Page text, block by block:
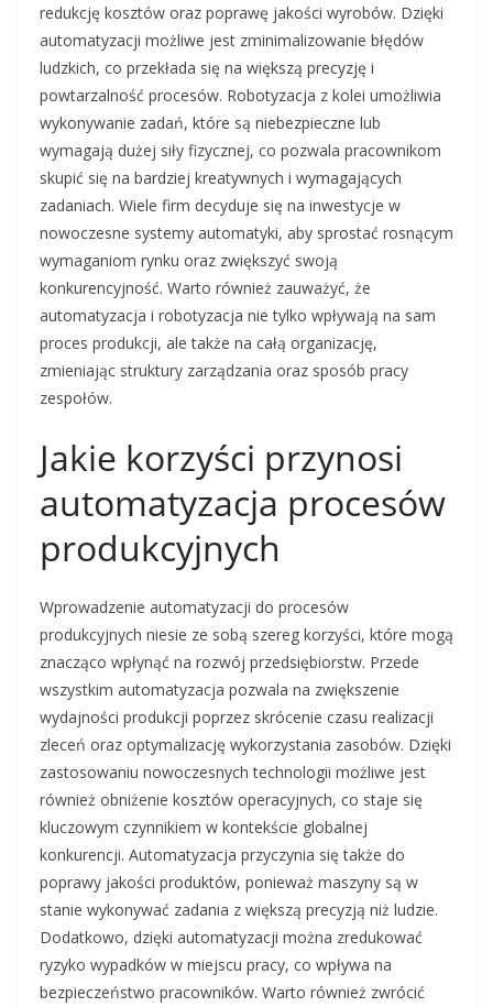
redukcję kosztów oraz poprawę jakości wyrobów. Dzięki
automatyzacji możliwe jest zminimalizowanie błędów
ludzkich, co przekłada się na większą precyzję i
powtarzalność procesów. Robotyzacja z kolei umożliwia
wykonywanie zadań, które są niebezpieczne lub
wymagają dużej siły fizycznej, co pozwala pracownikom
skupić się na bardziej kreatywnych i wymagających
zadaniach. Wiele firm decyduje się na inwestycje w
nowoczesne systemy automatyki, aby sprostać rosnącym
wymaganiom rynku oraz zwiększyć swoją
konkurencyjność. Warto również zauważyć, że
automatyzacja i robotyzacja nie tylko wpływają na sam
proces produkcji, ale także na całą organizację,
zmieniając struktury zarządzania oraz sposób pracy
zespołów.
Jakie korzyści przynosi
automatyzacja procesów
produkcyjnych
Wprowadzenie automatyzacji do procesów
produkcyjnych niesie ze sobą szereg korzyści, które mogą
znacząco wpłynąć na rozwój przedsiębiorstw. Przede
wszystkim automatyzacja pozwala na zwiększenie
wydajności produkcji poprzez skrócenie czasu realizacji
zleceń oraz optymalizację wykorzystania zasobów. Dzięki
zastosowaniu nowoczesnych technologii możliwe jest
również obniżenie kosztów operacyjnych, co staje się
kluczowym czynnikiem w kontekście globalnej
konkurencji. Automatyzacja przyczynia się także do
poprawy jakości produktów, ponieważ maszyny są w
stanie wykonywać zadania z większą precyzją niż ludzie.
Dodatkowo, dzięki automatyzacji można zredukować
ryzyko wypadków w miejscu pracy, co wpływa na
bezpieczeństwo pracowników. Warto również zwrócić